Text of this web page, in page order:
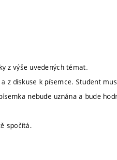
z výše uvedených témat.
z diskuse k písemce. Student
nebude uznána a bude
spočítá.